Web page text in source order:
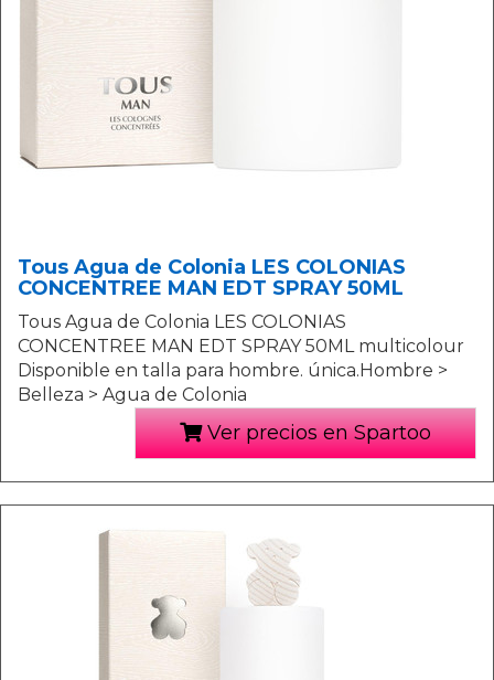
Tous Agua de Colonia LES COLONIAS
CONCENTREE MAN EDT SPRAY 50ML
Tous Agua de Colonia LES COLONIAS
CONCENTREE MAN EDT SPRAY 50ML multicolour
Disponible en talla para hombre. única.Hombre >
Belleza > Agua de Colonia
Ver precios en Spartoo